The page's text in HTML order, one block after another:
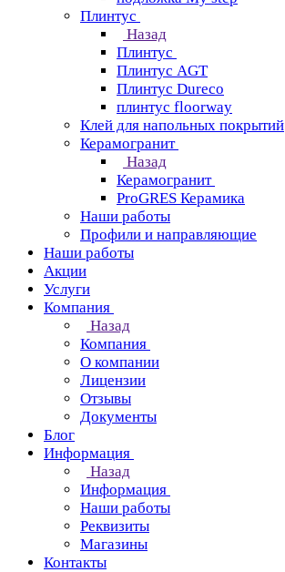
Плинтус
Назад
Плинтус
Плинтус AGT
Плинтус Dureco
плинтус floorway
Клей для напольных покрытий
Керамогранит
Назад
Керамогранит
ProGRES Керамика
Наши работы
Профили и направляющие
Наши работы
Акции
Услуги
Компания
Назад
Компания
О компании
Лицензии
Отзывы
Документы
Блог
Информация
Назад
Информация
Наши работы
Реквизиты
Магазины
Контакты